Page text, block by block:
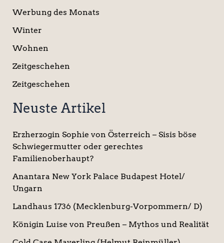
Werbung des Monats
Winter
Wohnen
Zeitgeschehen
Zeitgeschehen
Neuste Artikel
Erzherzogin Sophie von Österreich – Sisis böse
Schwiegermutter oder gerechtes
Familienoberhaupt?
Anantara New York Palace Budapest Hotel/
Ungarn
Landhaus 1736 (Mecklenburg-Vorpommern/ D)
Königin Luise von Preußen – Mythos und Realität